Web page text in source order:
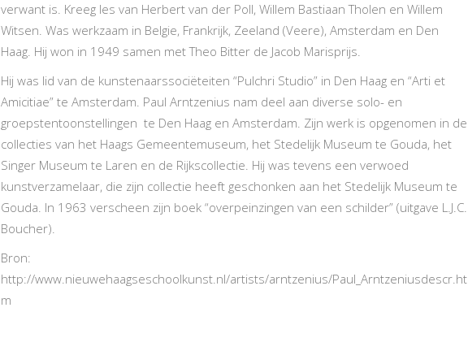
verwant is. Kreeg les van Herbert van der Poll, Willem Bastiaan Tholen en Willem
Witsen. Was werkzaam in Belgie, Frankrijk, Zeeland (Veere), Amsterdam en Den
Haag. Hij won in 1949 samen met Theo Bitter de Jacob Marisprijs.
Hij was lid van de kunstenaarssociëteiten “Pulchri Studio” in Den Haag en “Arti et
Amicitiae” te Amsterdam. Paul Arntzenius nam deel aan diverse solo- en
groepstentoonstellingen te Den Haag en Amsterdam. Zijn werk is opgenomen in de
collecties van het Haags Gemeentemuseum, het Stedelijk Museum te Gouda, het
Singer Museum te Laren en de Rijkscollectie. Hij was tevens een verwoed
kunstverzamelaar, die zijn collectie heeft geschonken aan het Stedelijk Museum te
Gouda. In 1963 verscheen zijn boek “overpeinzingen van een schilder” (uitgave L.J.C.
Boucher).
Bron:
http://www.nieuwehaagseschoolkunst.nl/artists/arntzenius/Paul_Arntzeniusdescr.ht
m